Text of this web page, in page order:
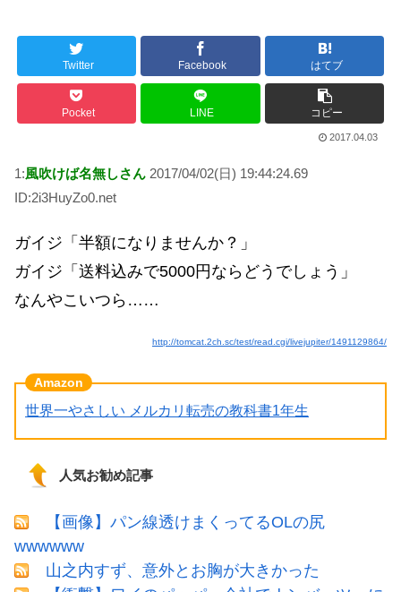
Twitter Facebook はてブ
Pocket LINE コピー
2017.04.03
1:風吹けば名無しさん 2017/04/02(日) 19:44:24.69
ID:2i3HuyZo0.net
ガイジ「半額になりませんか？」
ガイジ「送料込みで5000円ならどうでしょう」
なんやこいつら……
http://tomcat.2ch.sc/test/read.cgi/livejupiter/1491129864/
世界一やさしい メルカリ転売の教科書1年生
人気お勧め記事
【画像】パン線透けまくってるOLの尻
wwwwww
山之内すず、意外とお胸が大きかった